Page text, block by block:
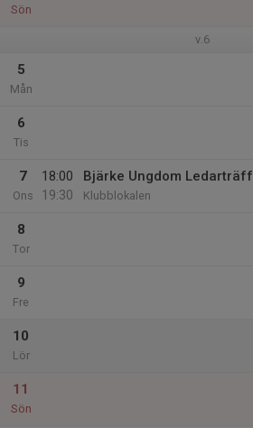
Sön
v.6
5
Mån
6
Tis
7
Ons
18:00
19:30
Bjärke Ungdom Ledarträff
Klubblokalen
8
Tor
9
Fre
10
Lör
11
Sön